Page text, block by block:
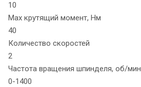
10
Max крутящий момент, Нм
40
Количество скоростей
2
Частота вращения шпинделя, об/мин
0-1400